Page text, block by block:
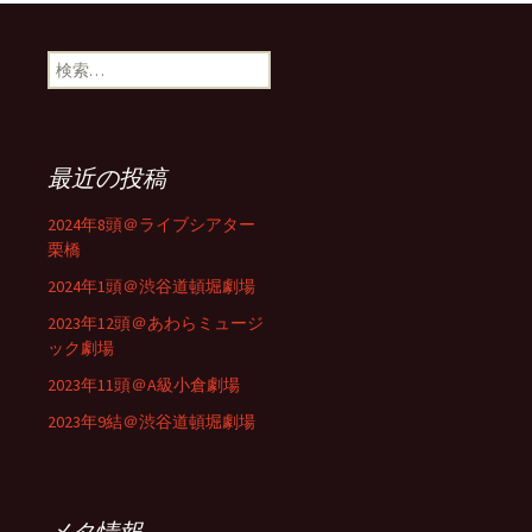
検
索:
最近の投稿
2024年8頭＠ライブシアター
栗橋
2024年1頭＠渋谷道頓堀劇場
2023年12頭＠あわらミュージ
ック劇場
2023年11頭＠A級小倉劇場
2023年9結＠渋谷道頓堀劇場